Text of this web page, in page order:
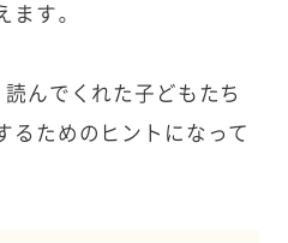
す。
んでくれた子どもたち
るためのヒントになって